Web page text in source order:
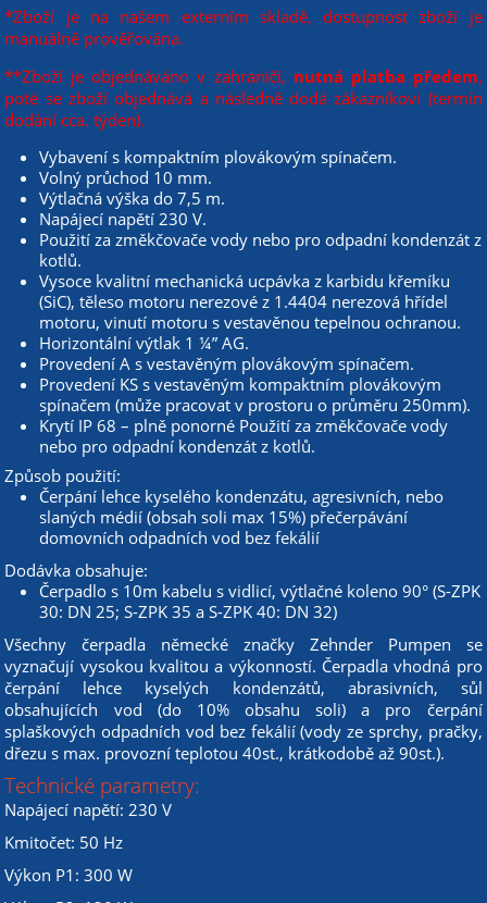
*Zboží je na našem externím skladě, dostupnost zboží je
manuálně prověřována.
**Zboží je objednáváno v zahraničí, nutná platba předem,
poté se zboží objednává a následně dodá zákazníkovi (termín
dodání cca. týden).
Vybavení s kompaktním plovákovým spínačem.
Volný průchod 10 mm.
Výtlačná výška do 7,5 m.
Napájecí napětí 230 V.
Použití za změkčovače vody nebo pro odpadní kondenzát z
kotlů.
Vysoce kvalitní mechanická ucpávka z karbidu křemíku
(SiC), těleso motoru nerezové z 1.4404 nerezová hřídel
motoru, vinutí motoru s vestavěnou tepelnou ochranou.
Horizontální výtlak 1 ¼” AG.
Provedení A s vestavěným plovákovým spínačem.
Provedení KS s vestavěným kompaktním plovákovým
spínačem (může pracovat v prostoru o průměru 250mm).
Krytí IP 68 – plně ponorné Použití za změkčovače vody
nebo pro odpadní kondenzát z kotlů.
Způsob použití:
Čerpání lehce kyselého kondenzátu, agresivních, nebo
slaných médií (obsah soli max 15%) přečerpávání
domovních odpadních vod bez fekálií
Dodávka obsahuje:
Čerpadlo s 10m kabelu s vidlicí, výtlačné koleno 90° (S-ZPK
30: DN 25; S-ZPK 35 a S-ZPK 40: DN 32)
Všechny čerpadla německé značky Zehnder Pumpen se
vyznačují vysokou kvalitou a výkonností. Čerpadla vhodná pro
čerpání lehce kyselých kondenzátů, abrasivních, sůl
obsahujících vod (do 10% obsahu soli) a pro čerpání
splaškových odpadních vod bez fekálií (vody ze sprchy, pračky,
dřezu s max. provozní teplotou 40st., krátkodobě až 90st.).
Technické parametry:
Napájecí napětí: 230 V
Kmitočet: 50 Hz
Výkon P1: 300 W